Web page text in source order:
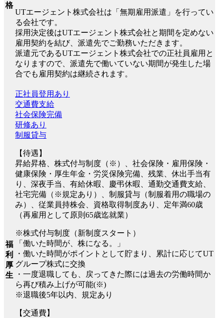
格
UTエージェント株式会社は「無期雇用派遣」を行ってい
る会社です。
採用決定後はUTエージェント株式会社と期間を定めない
雇用契約を結び、派遣先でご勤務いただきます。
派遣元であるUTエージェント株式会社での正社員雇用と
なりますので、派遣先で働いていない期間が発生した場
合でも雇用契約は継続されます。
福
利
厚
生
正社員登用あり
交通費支給
社会保険完備
研修あり
制服貸与
【待遇】
昇給昇格、株式付与制度（※）、社会保険・雇用保険・
健康保険・厚生年金・労災保険完備、残業、休出手当有
り、深夜手当、有給休暇、慶弔休暇、通勤交通費支給、
社宅完備（※規定あり）、制服貸与（制服着用の職場の
み）、従業員持株会、資格取得制度あり、定年満60歳
（再雇用として原則65歳迄就業）
※株式付与制度（新制度スタート）
「働いた時間が、株になる。」
・働いた時間がポイントとして貯まり、累計に応じてUT
グループ株式に交換
・一度退職しても、戻ってきた際には過去の労働時間か
ら再び積み上げが可能(※)
※退職後5年以内、規定あり
【交通費】